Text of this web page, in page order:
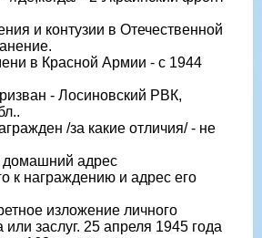
и контузии в Отечественной
в Красной Армии - с 1944
- Лосиновский РВК,
/за какие отличия/ - не
адрес
к награждению и адрес его
изложение личного
или заслуг. 25 апреля 1945 года